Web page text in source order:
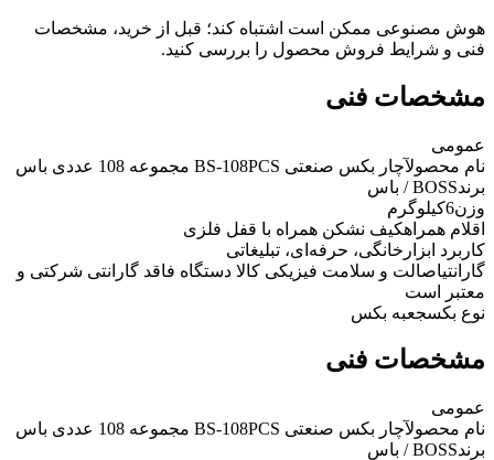
هوش مصنوعی ممکن است اشتباه کند؛ قبل از خرید، مشخصات
فنی و شرایط فروش محصول را بررسی کنید.
مشخصات فنی
عمومی
نام محصولآچار بکس صنعتی BS-108PCS مجموعه 108 عددی باس
برندBOSS / باس
وزن6کیلوگرم
اقلام همراهکیف نشکن همراه با قفل فلزی
کاربرد ابزار خانگی، حرفه‌ای، تبلیغاتی
گارانتیاصالت و سلامت فیزیکی کالا دستگاه فاقد گارانتی شرکتی و
معتبر است
نوع بکسجعبه بکس
مشخصات فنی
عمومی
نام محصولآچار بکس صنعتی BS-108PCS مجموعه 108 عددی باس
برندBOSS / باس